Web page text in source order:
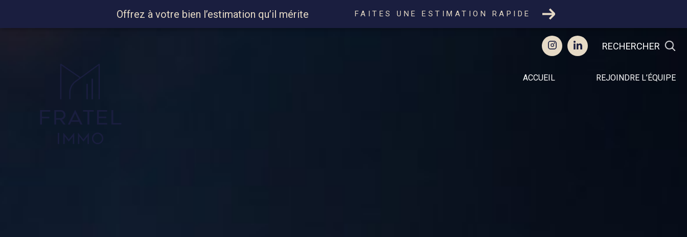
Offrez à votre bien l’estimation qu’il mérite FAITES UNE ESTIMATION RAPIDE
RECHERCHER
ACCUEIL REJOINDRE L’ÉQUIPE